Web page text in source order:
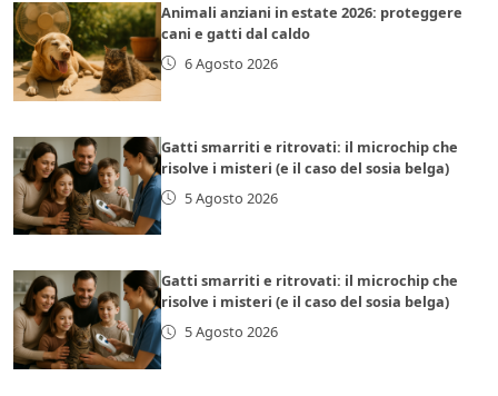
Animali anziani in estate 2026: proteggere
cani e gatti dal caldo
6 Agosto 2026
Gatti smarriti e ritrovati: il microchip che
risolve i misteri (e il caso del sosia belga)
5 Agosto 2026
Gatti smarriti e ritrovati: il microchip che
risolve i misteri (e il caso del sosia belga)
5 Agosto 2026